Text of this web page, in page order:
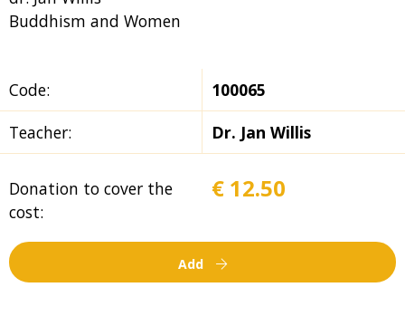
Buddhism and Women
Code:
100065
Teacher:
Dr. Jan Willis
Donation to cover the
cost:
€ 12.50
Add